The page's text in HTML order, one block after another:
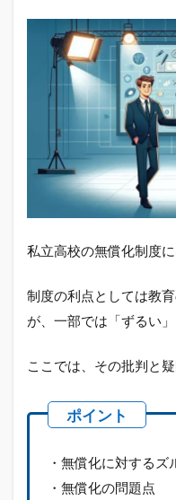
私立高校の無償化制度
制度の利点としては教
が、一部では「ずるい
ここでは、その批判と
・無償化に対するズ
・無償化の問題点